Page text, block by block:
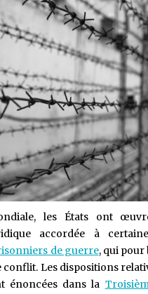
les États ont
accordée à
de guerre, qui pour
Les dispositions
énoncées dans la